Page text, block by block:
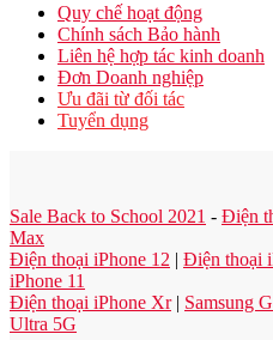
Quy chế hoạt động
Chính sách Bảo hành
Liên hệ hợp tác kinh doanh
Đơn Doanh nghiệp
Ưu đãi từ đối tác
Tuyển dụng
Sale Back to School 2021 - Điện
Max
Điện thoại iPhone 12 | Điện thoại
iPhone 11
Điện thoại iPhone Xr| Samsung
Ultra 5G